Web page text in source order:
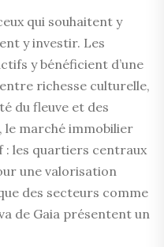
qui souhaitent y
y investir. Les
y bénéficient d’une
richesse culturelle,
du fleuve et des
le marché immobilier
les quartiers centraux
une valorisation
des secteurs comme
de Gaia présentent un